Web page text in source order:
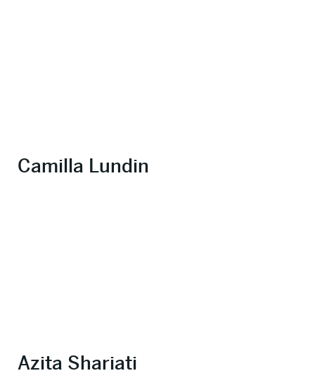
Camilla Lundin
Azita Shariati